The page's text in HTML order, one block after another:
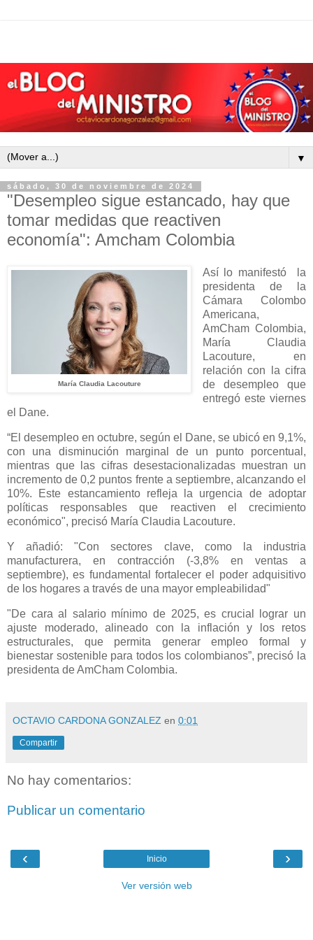
▼
sábado, 30 de noviembre de 2024
"Desempleo sigue estancado, hay que
tomar medidas que reactiven
economía": Amcham Colombia
María Claudia Lacouture
Así lo manifestó la
presidenta de la
Cámara Colombo
Americana,
AmCham Colombia,
María Claudia
Lacouture, en
relación con la cifra
de desempleo que
entregó este viernes
el Dane.
“El desempleo en octubre, según el Dane, se ubicó en 9,1%,
con una disminución marginal de un punto porcentual,
mientras que las cifras desestacionalizadas muestran un
incremento de 0,2 puntos frente a septiembre, alcanzando el
10%. Este estancamiento refleja la urgencia de adoptar
políticas responsables que reactiven el crecimiento
económico", precisó María Claudia Lacouture.
Y añadió: "Con sectores clave, como la industria
manufacturera, en contracción (-3,8% en ventas a
septiembre), es fundamental fortalecer el poder adquisitivo
de los hogares a través de una mayor empleabilidad"
"De cara al salario mínimo de 2025, es crucial lograr un
ajuste moderado, alineado con la inflación y los retos
estructurales, que permita generar empleo formal y
bienestar sostenible para todos los colombianos”, precisó la
presidenta de AmCham Colombia.
OCTAVIO CARDONA GONZALEZ en 0:01
Compartir
No hay comentarios:
Publicar un comentario
‹ ›
Inicio
Ver versión web